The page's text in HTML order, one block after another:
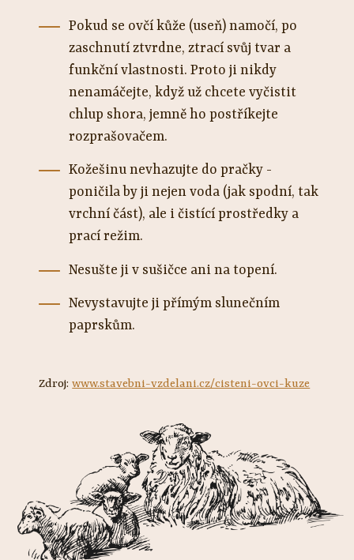
Pokud se ovčí kůže (useň) namočí, po
zaschnutí ztvrdne, ztrací svůj tvar a
funkční vlastnosti. Proto ji nikdy
nenamáčejte, když už chcete vyčistit
chlup shora, jemně ho postříkejte
rozprašovačem.
Kožešinu nevhazujte do pračky -
poničila by ji nejen voda (jak spodní, tak
vrchní část), ale i čistící prostředky a
prací režim.
Nesušte ji v sušičce ani na topení.
Nevystavujte ji přímým slunečním
paprskům.
Zdroj:www.stavebni-vzdelani.cz/cisteni-ovci-kuze